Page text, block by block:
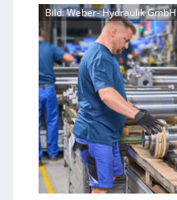
Bild: Weber- Hydraulik GmbH